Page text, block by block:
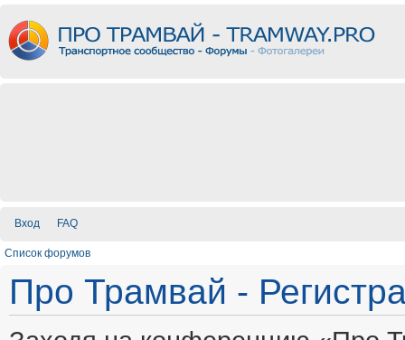
Вход FAQ
Список форумов
Про Трамвай -